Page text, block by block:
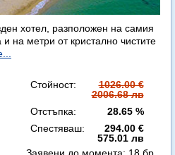
хотел, разположен на самия
на метри от кристално чистите
Стойност:
1026.00 €
2006.68 лв
Отстъпка:
28.65 %
Спестяваш:
294.00 €
575.01 лв